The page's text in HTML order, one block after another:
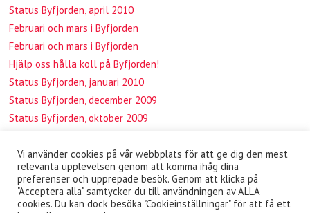
Status Byfjorden, april 2010
Februari och mars i Byfjorden
Februari och mars i Byfjorden
Hjälp oss hålla koll på Byfjorden!
Status Byfjorden, januari 2010
Status Byfjorden, december 2009
Status Byfjorden, oktober 2009
Copyright © 2026I Byfjorden har vi placerat ut ett antal
mätinstrument . All rights reserved.
Vi använder cookies på vår webbplats för att ge dig den mest
relevanta upplevelsen genom att komma ihåg dina
preferenser och upprepade besök. Genom att klicka på
"Acceptera alla" samtycker du till användningen av ALLA
cookies. Du kan dock besöka "Cookieinställningar" för att få ett